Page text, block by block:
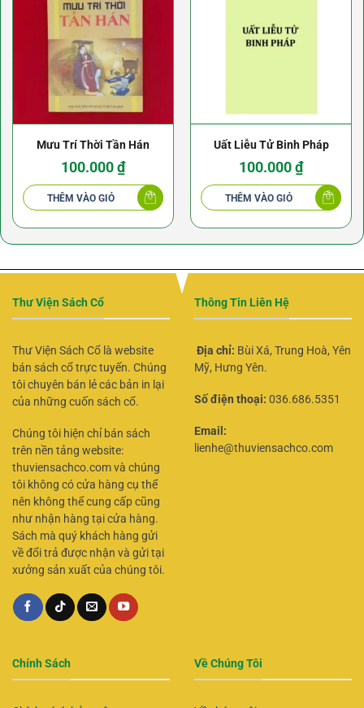
Mưu Trí Thời Tần Hán
100.000₫
THÊM VÀO GIỎ
Uất Liễu Tử Binh Pháp
100.000₫
THÊM VÀO GIỎ
Thư Viện Sách Cổ
Thư Viện Sách Cổ là website
bán sách cổ trực tuyến. Chúng
tôi chuyên bán lẻ các bản in lại
của những cuốn sách cổ.
Chúng tôi hiện chỉ bán sách
trên nền tảng website:
thuviensachco.com và chúng
tôi không có cửa hàng cụ thể
nên không thể cung cấp cũng
như nhận hàng tại cửa hàng.
Sách mà quý khách hàng gửi
về đổi trả được nhận và gửi tại
xưởng sản xuất của chúng tôi.
Thông Tin Liên Hệ
Địa chỉ: Bùi Xá, Trung Hoà, Yên
Mỹ, Hưng Yên.
Số điện thoại: 036.686.5351
Email:
lienhe@thuviensachco.com
Chính Sách Về Chúng Tôi